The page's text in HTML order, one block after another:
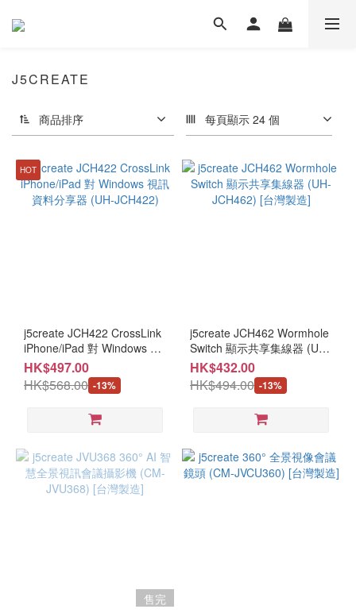
J5CREATE
商品排序 每頁顯示 24 個
HOT
j5create JCH422 CrossLink
iPhone/iPad 對 Windows 視
訊資料分享器 (UH-JCH422)
HK$497.00
HK$568.00 -13%
j5create JCH462 Wormhole
Switch 顯示共享集線器 (UH-
JCH462) [台灣製造]
HK$432.00
HK$494.00 -13%
售完